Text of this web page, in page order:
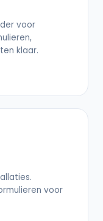
voor
klaar.
voor